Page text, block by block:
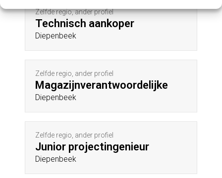
Zelfde regio, ander profiel
Technisch aankoper
Diepenbeek
Zelfde regio, ander profiel
Magazijnverantwoordelijke
Diepenbeek
Zelfde regio, ander profiel
Junior projectingenieur
Diepenbeek